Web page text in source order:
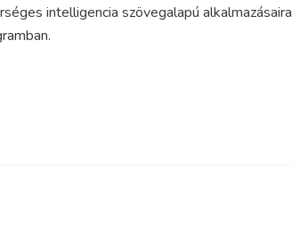
intelligencia szövegalapú alkalmazásaira